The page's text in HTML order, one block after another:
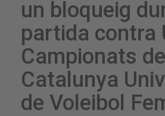
un bloqueig
partida contra
Campionats de
Catalunya
de Voleibol